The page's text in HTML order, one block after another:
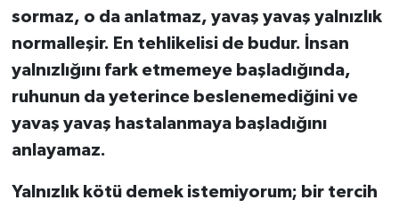
sormaz, o da anlatmaz, yavaş yavaş yalnızlık
normalleşir. En tehlikelisi de budur. İnsan
yalnızlığını fark etmemeye başladığında,
ruhunun da yeterince beslenemediğini ve
yavaş yavaş hastalanmaya başladığını
anlayamaz.
Yalnızlık kötü demek istemiyorum; bir tercih